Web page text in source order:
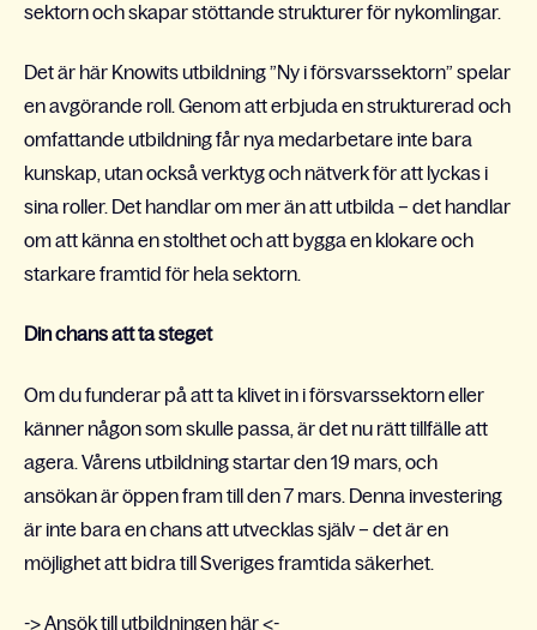
sektorn och skapar stöttande strukturer för nykomlingar.
Det är här Knowits utbildning ”Ny i försvarssektorn” spelar
en avgörande roll. Genom att erbjuda en strukturerad och
omfattande utbildning får nya medarbetare inte bara
kunskap, utan också verktyg och nätverk för att lyckas i
sina roller. Det handlar om mer än att utbilda – det handlar
om att känna en stolthet och att bygga en klokare och
starkare framtid för hela sektorn.
Din chans att ta steget
Om du funderar på att ta klivet in i försvarssektorn eller
känner någon som skulle passa, är det nu rätt tillfälle att
agera. Vårens utbildning startar den 19 mars, och
ansökan är öppen fram till den 7 mars. Denna investering
är inte bara en chans att utvecklas själv – det är en
möjlighet att bidra till Sveriges framtida säkerhet.
->Ansök till utbildningen här<-